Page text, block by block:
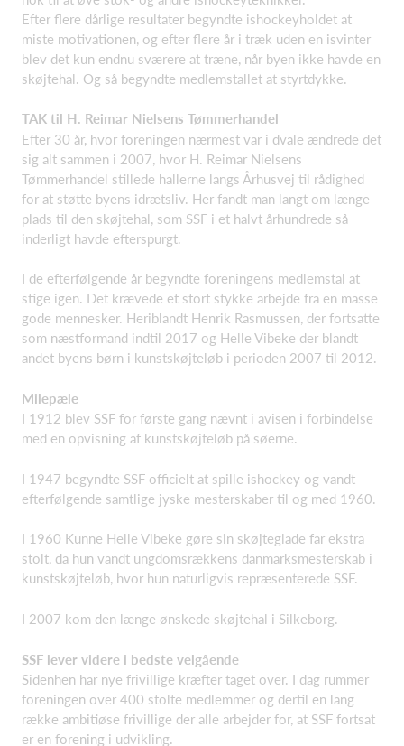
Efter flere dårlige resultater begyndte ishockeyholdet at
miste motivationen, og efter flere år i træk uden en isvinter
blev det kun endnu sværere at træne, når byen ikke havde en
skøjtehal. Og så begyndte medlemstallet at styrtdykke.
TAK til H. Reimar Nielsens Tømmerhandel
Efter 30 år, hvor foreningen nærmest var i dvale ændrede det
sig alt sammen i 2007, hvor H. Reimar Nielsens
Tømmerhandel stillede hallerne langs Århusvej til rådighed
for at støtte byens idrætsliv. Her fandt man langt om længe
plads til den skøjtehal, som SSF i et halvt århundrede så
inderligt havde efterspurgt.
I de efterfølgende år begyndte foreningens medlemstal at
stige igen. Det krævede et stort stykke arbejde fra en masse
gode mennesker. Heriblandt Henrik Rasmussen, der fortsatte
som næstformand indtil 2017 og Helle Vibeke der blandt
andet byens børn i kunstskøjteløb i perioden 2007 til 2012.
Milepæle
I 1912 blev SSF for første gang nævnt i avisen i forbindelse
med en opvisning af kunstskøjteløb på søerne.
I 1947 begyndte SSF officielt at spille ishockey og vandt
efterfølgende samtlige jyske mesterskaber til og med 1960.
I 1960 Kunne Helle Vibeke gøre sin skøjteglade far ekstra
stolt, da hun vandt ungdomsrækkens danmarksmesterskab i
kunstskøjteløb, hvor hun naturligvis repræsenterede SSF.
I 2007 kom den længe ønskede skøjtehal i Silkeborg.
SSF lever videre i bedste velgående
Sidenhen har nye frivillige kræfter taget over. I dag rummer
foreningen over 400 stolte medlemmer og dertil en lang
række ambitiøse frivillige der alle arbejder for, at SSF fortsat
er en forening i udvikling.